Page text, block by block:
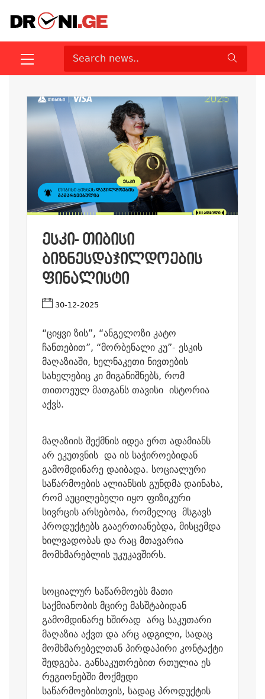
ᲔᲡᲙᲘ- ᲗᲘᲑᲘᲡᲘ
ᲑᲘᲖᲜᲔᲡᲓᲐᲯᲘᲚᲓᲝᲔᲑᲘᲡ
ᲤᲘᲜᲐᲚᲘᲡᲢᲘ
30-12-2025
“ციყვი ზის”, “ანგელოზი კატო
ჩანთებით”, “მორბენალი კუ”- ესკის
მაღაზიაში, ხელნაკეთი ნივთების
სახელებიც კი მიგანიშნებს, რომ
თითოეულ მათგანს თავისი ისტორია
აქვს.
მაღაზიის შექმნის იდეა ერთ ადამიანს
არ ეკუთვნის და ის საჭიროებიდან
გამომდინარე დაიბადა. სოციალური
საწარმოების ალიანსის გუნდმა დაინახა,
რომ აუცილებელი იყო ფიზიკური
სივრცის არსებობა, რომელიც მსგავს
პროდუქტებს გააერთიანებდა, მისცემდა
ხილვადობას და რაც მთავარია
მომხმარებლის უკუკავშირს.
სოციალურ საწარმოებს მათი
საქმიანობის მცირე მასშტაბიდან
გამომდინარე ხშირად არც საკუთარი
მაღაზია აქვთ და არც ადგილი, სადაც
მომხმარებელთან პირდაპირი კონტაქტი
შედგება. განსაკუთრებით რთულია ეს
რეგიონებში მოქმედი
საწარმოებისთვის, სადაც პროდუქტის